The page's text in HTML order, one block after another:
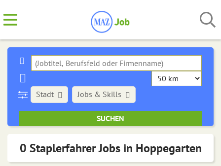
Stadt Jobs & Skills
0 Staplerfahrer Jobs in Hoppegarten